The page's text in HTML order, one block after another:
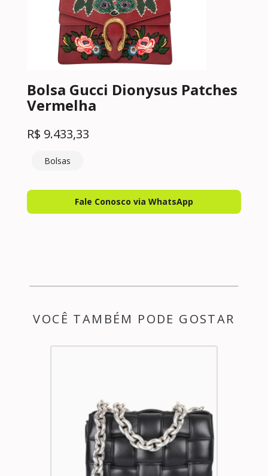
Bolsa Gucci Dionysus Patches
Vermelha
R$ 9.433,33
Bolsas
Fale Conosco via WhatsApp
VOCÊ TAMBÉM PODE GOSTAR